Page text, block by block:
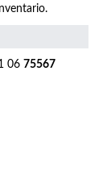
06 75567